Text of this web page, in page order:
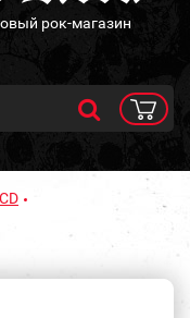
рок-магазин
CD